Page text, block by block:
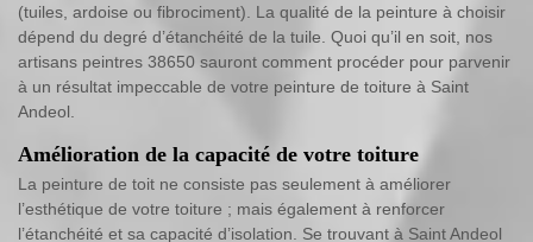
(tuiles, ardoise ou fibrociment). La qualité de la peinture à choisir
dépend du degré d’étanchéité de la tuile. Quoi qu’il en soit, nos
artisans peintres 38650 sauront comment procéder pour parvenir
à un résultat impeccable de votre peinture de toiture à Saint
Andeol.
Amélioration de la capacité de votre toiture
La peinture de toit ne consiste pas seulement à améliorer
l’esthétique de votre toiture ; mais également à renforcer
l’étanchéité et sa capacité d’isolation. Se trouvant à Saint Andeol